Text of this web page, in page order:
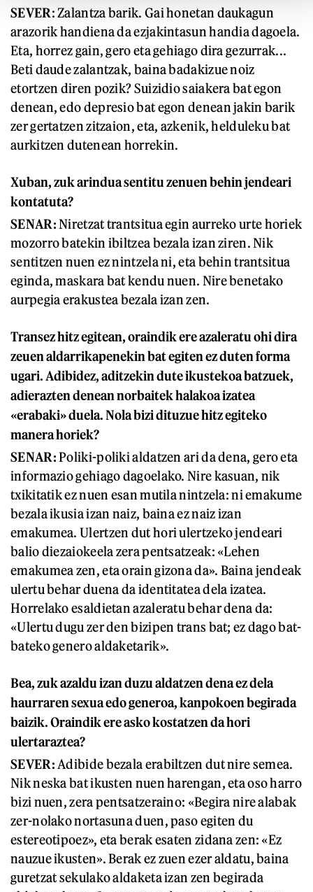
SEVER: Zalantza barik. Gai honetan daukagun
arazorik handiena da ezjakintasun handia dagoela.
Eta, horrez gain, gero eta gehiago dira gezurrak...
Beti daude zalantzak, baina badakizue noiz
etortzen diren pozik? Suizidio saiakera bat egon
denean, edo depresio bat egon denean jakin barik
zer gertatzen zitzaion, eta, azkenik, helduleku bat
aurkitzen dutenean horrekin.
Xuban, zuk arindua sentitu zenuen behin jendeari
kontatuta?
SENAR:Niretzat trantsitua egin aurreko urte horiek
mozorro batekin ibiltzea bezala izan ziren. Nik
sentitzen nuen ez nintzela ni, eta behin trantsitua
eginda, maskara bat kendu nuen. Nire benetako
aurpegia erakustea bezala izan zen.
Transez hitz egitean, oraindik ere azaleratu ohi dira
zeuen aldarrikapenekin bat egiten ez duten forma
ugari. Adibidez, aditzekin dute ikustekoa batzuek,
adierazten denean norbaitek halakoa izatea
«erabaki» duela. Nola bizi dituzue hitz egiteko
manera horiek?
SENAR:Poliki-poliki aldatzen ari da dena, gero eta
informazio gehiago dagoelako. Nire kasuan, nik
txikitatik ez nuen esan mutila nintzela: ni emakume
bezala ikusia izan naiz, baina ez naiz izan
emakumea. Ulertzen dut hori ulertzeko jendeari
balio diezaiokeela zera pentsatzeak: «Lehen
emakumea zen, eta orain gizona da». Baina jendeak
ulertu behar duena da identitatea dela izatea.
Horrelako esaldietan azaleratu behar dena da:
«Ulertu dugu zer den bizipen trans bat; ez dago bat-
bateko genero aldaketarik».
Bea, zuk azaldu izan duzu aldatzen dena ez dela
haurraren sexua edo generoa, kanpokoen begirada
baizik. Oraindik ere asko kostatzen da hori
ulertaraztea?
SEVER: Adibide bezala erabiltzen dut nire semea.
Nik neska bat ikusten nuen harengan, eta oso harro
bizi nuen, zera pentsatzeraino: «Begira nire alabak
zer-nolako nortasuna duen, paso egiten du
estereotipoez», eta berak esaten zidana zen: «Ez
nauzue ikusten». Berak ez zuen ezer aldatu, baina
guretzat sekulako aldaketa izan zen begirada